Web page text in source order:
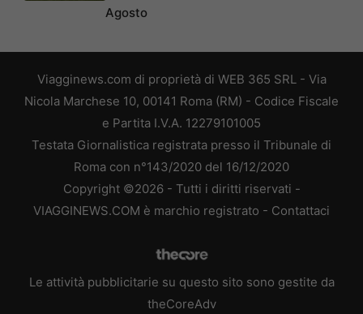
Agosto
Viagginews.com di proprietà di WEB 365 SRL - Via
Nicola Marchese 10, 00141 Roma (RM) - Codice Fiscale
e Partita I.V.A. 12279101005
Testata Giornalistica registrata presso il Tribunale di
Roma con n°143/2020 del 16/12/2020
Copyright ©2026 - Tutti i diritti riservati -
VIAGGINEWS.COM è marchio registrato - Contattaci
Le attività pubblicitarie su questo sito sono gestite da
theCoreAdv